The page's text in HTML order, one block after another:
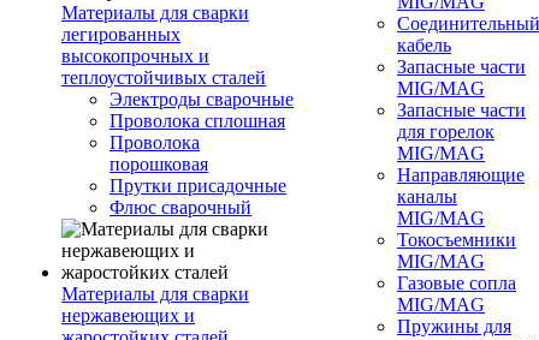
Материалы для сварки
легированных
высокопрочных и
теплоустойчивых сталей
Электроды сварочные
Проволока сплошная
Проволока
порошковая
Прутки присадочные
Флюс сварочный
Материалы для сварки
нержавеющих и
Соединительный
кабель
Запасные части
MIG/MAG
Запасные части
для горелок
MIG/MAG
Направляющие
каналы
MIG/MAG
Токосъемники
MIG/MAG
Газовые сопла
MIG/MAG
Пружины для